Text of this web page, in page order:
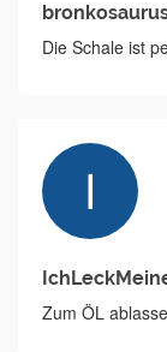
Die Schale ist
Zum ÖL